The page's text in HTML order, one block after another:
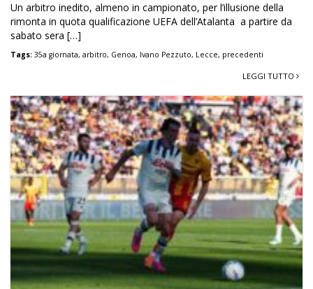
Un arbitro inedito, almeno in campionato, per l’illusione della
rimonta in quota qualificazione UEFA dell’Atalanta a partire da
sabato sera […]
Tags: 35a giornata, arbitro, Genoa, Ivano Pezzuto, Lecce, precedenti
LEGGI TUTTO